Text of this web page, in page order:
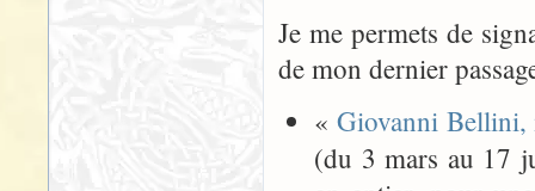
Je me permets de
de mon dernier
« Giovanni Bellini,
(du 3 mars au 17